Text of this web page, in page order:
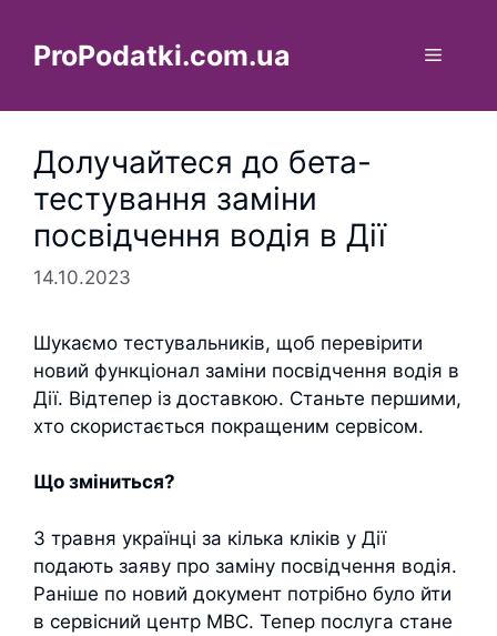
вмістуProPodatki.com.ua Меню
Долучайтеся до бета-
тестування заміни
посвідчення водія в Дії
14.10.2023
Шукаємо тестувальників, щоб перевірити
новий функціонал заміни посвідчення водія в
Дії. Відтепер із доставкою. Станьте першими,
хто скористається покращеним сервісом.
Що зміниться?
З травня українці за кілька кліків у Дії
подають заяву про заміну посвідчення водія.
Раніше по новий документ потрібно було йти
в сервісний центр МВС. Тепер послуга стане